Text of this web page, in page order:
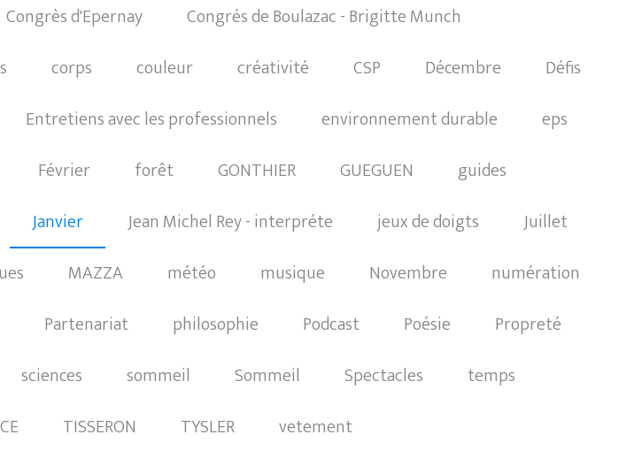
Congrès d'Epernay
Congrés de Boulazac - Brigitte Munch
corps couleur créativité CSP Décembre
Défis
Entretiens avec les professionnels environnement durable
eps
Février forêt GONTHIER GUEGUEN
guides
Janvier Jean Michel Rey - interpréte jeux de doigts
Juillet
MAZZA météo musique Novembre
numération
Partenariat philosophie Podcast Poésie
Propreté
sciences sommeil Sommeil Spectacles
temps
TISSERON TYSLER vetement